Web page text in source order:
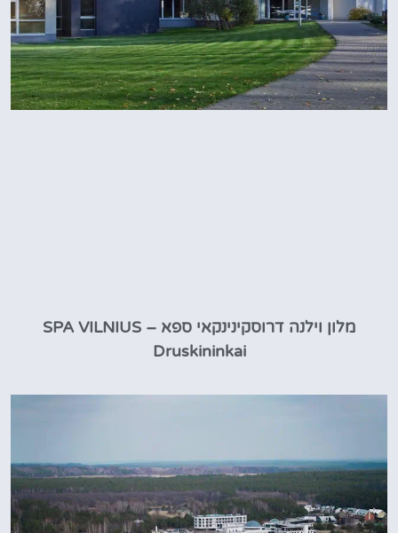
מלון וילנה דרוסקינינקאי ספא – SPA VILNIUS
Druskininkai